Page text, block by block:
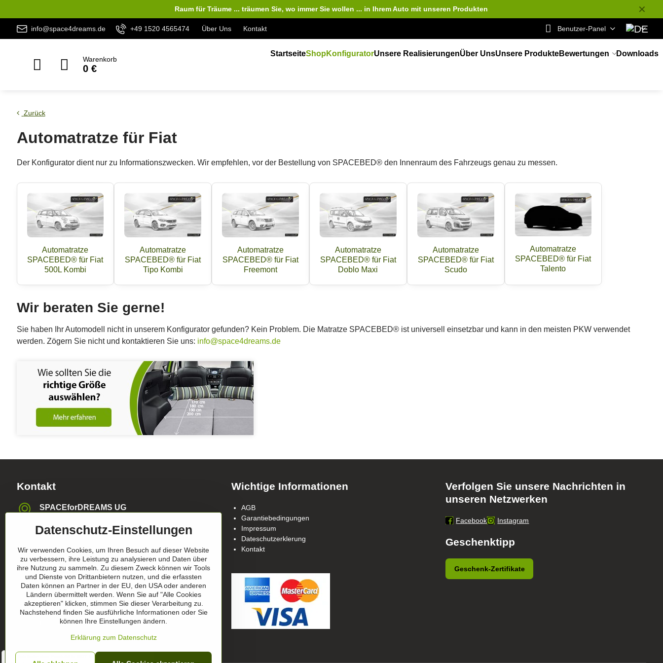
✕
Raum für Träume ... träumen Sie, wo immer Sie wollen ... in Ihrem Auto mit unseren Produkten
info@space4dreams.de +49 1520 4565474 Über Uns Kontakt Benutzer-Panel
Warenkorb
0 €
StartseiteShopKonfiguratorUnsere RealisierungenÜber UnsUnsere ProdukteBewertungen Downloads
Zurück
Automatratze für Fiat
Der Konfigurator dient nur zu Informationszwecken. Wir empfehlen, vor der Bestellung von SPACEBED® den Innenraum des Fahrzeugs genau zu messen.
Automatratze
SPACEBED® für Fiat
500L Kombi
Automatratze
SPACEBED® für Fiat
Tipo Kombi
Automatratze
SPACEBED® für Fiat
Freemont
Automatratze
SPACEBED® für Fiat
Doblo Maxi
Automatratze
SPACEBED® für Fiat
Scudo
Automatratze
SPACEBED® für Fiat
Talento
Wir beraten Sie gerne!
Sie haben Ihr Automodell nicht in unserem Konfigurator gefunden? Kein Problem. Die Matratze SPACEBED® ist universell einsetzbar und kann in den meisten PKW verwendet
werden. Zögern Sie nicht und kontaktieren Sie uns: info@space4dreams.de
Kontakt
SPACEforDREAMS UG
+49 1520 4565474
Register-Nummer HRB36986
USt-ldNr​. DE305357390
Wichtige Informationen
AGB
Garantiebedingungen
Impressum
Dateschutzerklerung
Kontakt
Verfolgen Sie unsere Nachrichten in
unseren Netzwerken
Facebook Instagram
Geschenktipp
Geschenk-Zertifikate
Datenschutz-Einstellungen
Wir verwenden Cookies, um Ihren Besuch auf dieser Website
zu verbessern, ihre Leistung zu analysieren und Daten über
ihre Nutzung zu sammeln. Zu diesem Zweck können wir Tools
und Dienste von Drittanbietern nutzen, und die erfassten
Daten können an Partner in der EU, den USA oder anderen
Ländern übermittelt werden. Wenn Sie auf "Alle Cookies
akzeptieren" klicken, stimmen Sie dieser Verarbeitung zu.
Nachstehend finden Sie ausführliche Informationen oder Sie
können Ihre Einstellungen ändern.
Erklärung zum Datenschutz
" Ich habe das Produkt in ROT bestellt und bin davon